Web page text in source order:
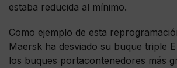
estaba reducida al mínimo.
Como ejemplo de esta
Maersk ha desviado su buque triple
los buques portacontenedores más